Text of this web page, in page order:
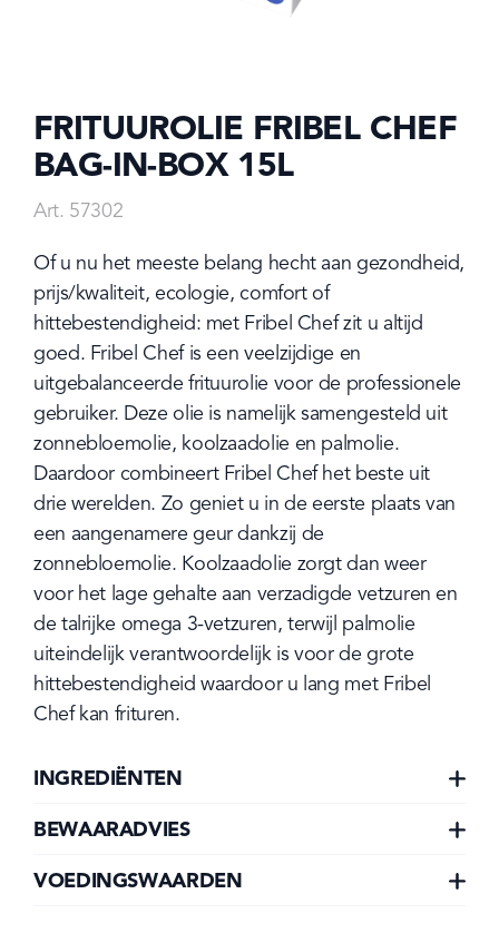
FRITUUROLIE FRIBEL CHEF
BAG-IN-BOX 15L
Art. 57302
Of u nu het meeste belang hecht aan gezondheid,
prijs/kwaliteit, ecologie, comfort of
hittebestendigheid: met Fribel Chef zit u altijd
goed. Fribel Chef is een veelzijdige en
uitgebalanceerde frituurolie voor de professionele
gebruiker. Deze olie is namelijk samengesteld uit
zonnebloemolie, koolzaadolie en palmolie.
Daardoor combineert Fribel Chef het beste uit
drie werelden. Zo geniet u in de eerste plaats van
een aangenamere geur dankzij de
zonnebloemolie. Koolzaadolie zorgt dan weer
voor het lage gehalte aan verzadigde vetzuren en
de talrijke omega 3-vetzuren, terwijl palmolie
uiteindelijk verantwoordelijk is voor de grote
hittebestendigheid waardoor u lang met Fribel
Chef kan frituren.
INGREDIËNTEN
BEWAARADVIES
VOEDINGSWAARDEN